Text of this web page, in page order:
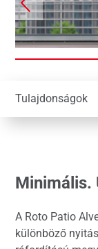
Tulajdonságok
Minimális.
A Roto Patio
különböző